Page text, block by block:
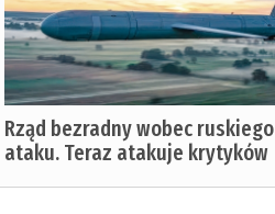
Rząd bezradny wobec ruskiego
ataku. Teraz atakuje krytyków